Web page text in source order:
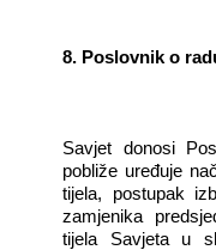
8. Poslovnik o
Savjet donosi
pobliže uređuje
tijela, postupak
zamjenika
tijela Savjeta u